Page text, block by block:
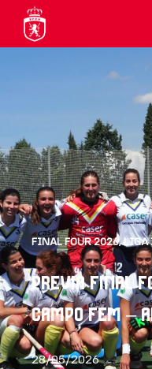
FINAL FOUR 2026,LIGA
PREVIA FINAL
CAMPO FEM –
28/05/2026